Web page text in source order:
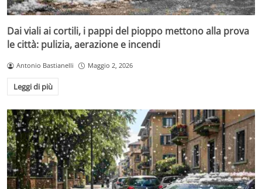
Dai viali ai cortili, i pappi del pioppo mettono alla prova
le città: pulizia, aerazione e incendi
Antonio Bastianelli Maggio 2, 2026
Leggi di più